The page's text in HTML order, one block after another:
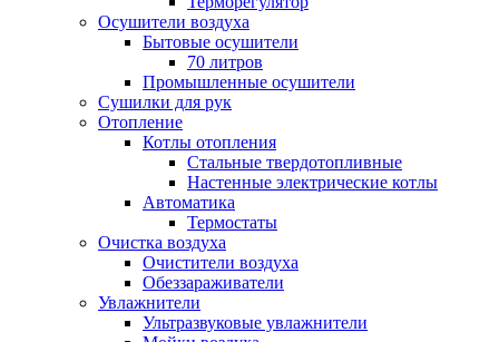
Осушители воздуха
Бытовые осушители
70 литров
Промышленные осушители
Сушилки для рук
Отопление
Котлы отопления
Стальные твердотопливные
Настенные электрические котлы
Автоматика
Термостаты
Очистка воздуха
Очистители воздуха
Обеззараживатели
Увлажнители
Ультразвуковые увлажнители